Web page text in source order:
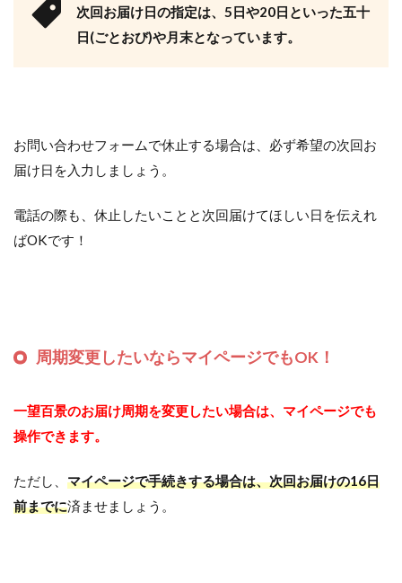
次回お届け日の指定は、5日や20日といった五十
日(ごとおび)や月末となっています。
お問い合わせフォームで休止する場合は、必ず希望の次回お
届け日を入力しましょう。
電話の際も、休止したいことと次回届けてほしい日を伝えれ
ばOKです！
周期変更したいならマイページでもOK！
一望百景のお届け周期を変更したい場合は、マイページでも
操作できます。
ただし、 マイページで手続きする場合は、次回お届けの16日
前までに済ませましょう。